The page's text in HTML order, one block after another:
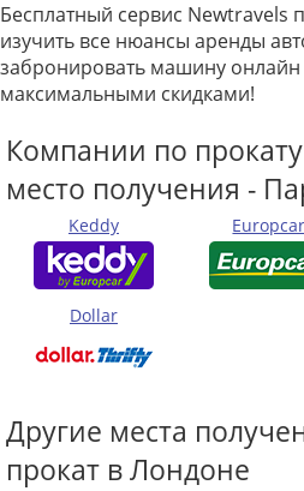
Бесплатный сервис Newtravels
изучить все нюансы аренды
забронировать машину
максимальными скидками!
Компании по
место получения -
Keddy Europcar
Dollar
Другие места
прокат в Лондоне